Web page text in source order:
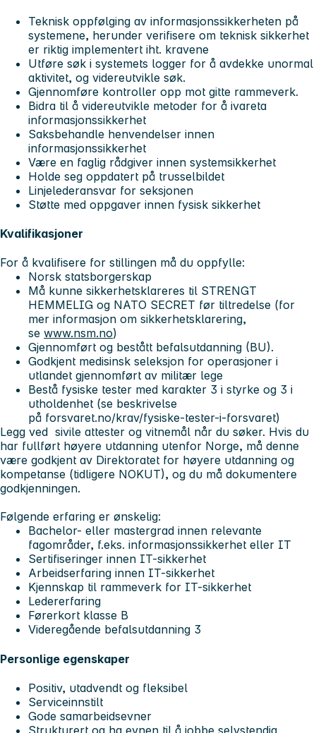
Teknisk oppfølging av informasjonssikkerheten på
systemene, herunder verifisere om teknisk sikkerhet
er riktig implementert iht. kravene
Utføre søk i systemets logger for å avdekke unormal
aktivitet, og videreutvikle søk.
Gjennomføre kontroller opp mot gitte rammeverk.
Bidra til å videreutvikle metoder for å ivareta
informasjonssikkerhet
Saksbehandle henvendelser innen
informasjonssikkerhet
Være en faglig rådgiver innen systemsikkerhet
Holde seg oppdatert på trusselbildet
Linjelederansvar for seksjonen
Støtte med oppgaver innen fysisk sikkerhet
Kvalifikasjoner
For å kvalifisere for stillingen må du oppfylle:
Norsk statsborgerskap
Må kunne sikkerhetsklareres til STRENGT
HEMMELIG og NATO SECRET før tiltredelse (for
mer informasjon om sikkerhetsklarering,
se www.nsm.no)
Gjennomført og bestått befalsutdanning (BU).
Godkjent medisinsk seleksjon for operasjoner i
utlandet gjennomført av militær lege
Bestå fysiske tester med karakter 3 i styrke og 3 i
utholdenhet (se beskrivelse
på forsvaret.no/krav/fysiske-tester-i-forsvaret)
Legg ved sivile attester og vitnemål når du søker. Hvis du
har fullført høyere utdanning utenfor Norge, må denne
være godkjent av Direktoratet for høyere utdanning og
kompetanse (tidligere NOKUT), og du må dokumentere
godkjenningen.
Følgende erfaring er ønskelig:
Bachelor- eller mastergrad innen relevante
fagområder, f.eks. informasjonssikkerhet eller IT
Sertifiseringer innen IT-sikkerhet
Arbeidserfaring innen IT-sikkerhet
Kjennskap til rammeverk for IT-sikkerhet
Ledererfaring
Førerkort klasse B
Videregående befalsutdanning 3
Personlige egenskaper
Positiv, utadvendt og fleksibel
Serviceinnstilt
Gode samarbeidsevner
Strukturert og ha evnen til å jobbe selvstendig